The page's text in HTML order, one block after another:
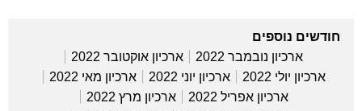
חודשים נוספים
ארכיון נובמבר 2022
ארכיון אוקטובר 2022
ארכיון יולי 2022
ארכיון יוני 2022
ארכיון מאי 2022
ארכיון אפריל 2022
ארכיון מרץ 2022